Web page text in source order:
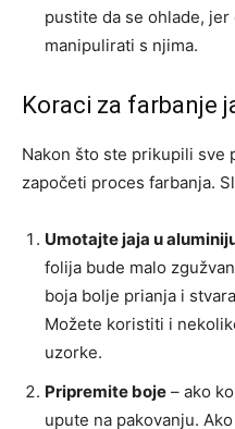
pustite da se ohlade,
manipulirati s njima.
Koraci za farbanje
Nakon što ste prikupili sve
započeti proces farbanja.
Umotajte jaja u
folija bude malo
boja bolje prianja i
Možete koristiti i
uzorke.
Pripremite boje – ako
upute na pakovanju.